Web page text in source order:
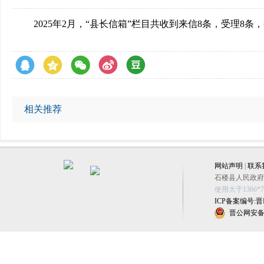
2025年2 月， “县长信箱”栏目共收到 来信8条，受理8条
相关推荐
网站声明
联系
石楼县人民政
使用大于
ICP备案编号:晋
晋公网安